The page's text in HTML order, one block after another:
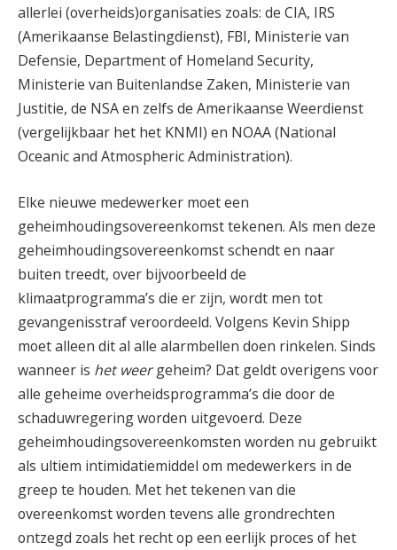
allerlei (overheids)organisaties zoals: de CIA, IRS
(Amerikaanse Belastingdienst), FBI, Ministerie van
Defensie, Department of Homeland Security,
Ministerie van Buitenlandse Zaken, Ministerie van
Justitie, de NSA en zelfs de Amerikaanse Weerdienst
(vergelijkbaar het het KNMI) en NOAA (National
Oceanic and Atmospheric Administration).
Elke nieuwe medewerker moet een
geheimhoudingsovereenkomst tekenen. Als men deze
geheimhoudingsovereenkomst schendt en naar
buiten treedt, over bijvoorbeeld de
klimaatprogramma’s die er zijn, wordt men tot
gevangenisstraf veroordeeld. Volgens Kevin Shipp
moet alleen dit al alle alarmbellen doen rinkelen. Sinds
wanneer is het weergeheim? Dat geldt overigens voor
alle geheime overheidsprogramma’s die door de
schaduwregering worden uitgevoerd. Deze
geheimhoudingsovereenkomsten worden nu gebruikt
als ultiem intimidatiemiddel om medewerkers in de
greep te houden. Met het tekenen van die
overeenkomst worden tevens alle grondrechten
ontzegd zoals het recht op een eerlijk proces of het